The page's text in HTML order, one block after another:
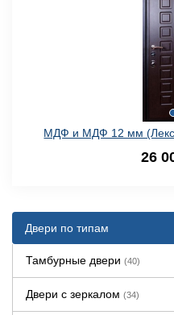
МДФ и МДФ 12 мм (Лекс
26
Двери по типам
Тамбурные двери (40)
Двери с зеркалом (34)